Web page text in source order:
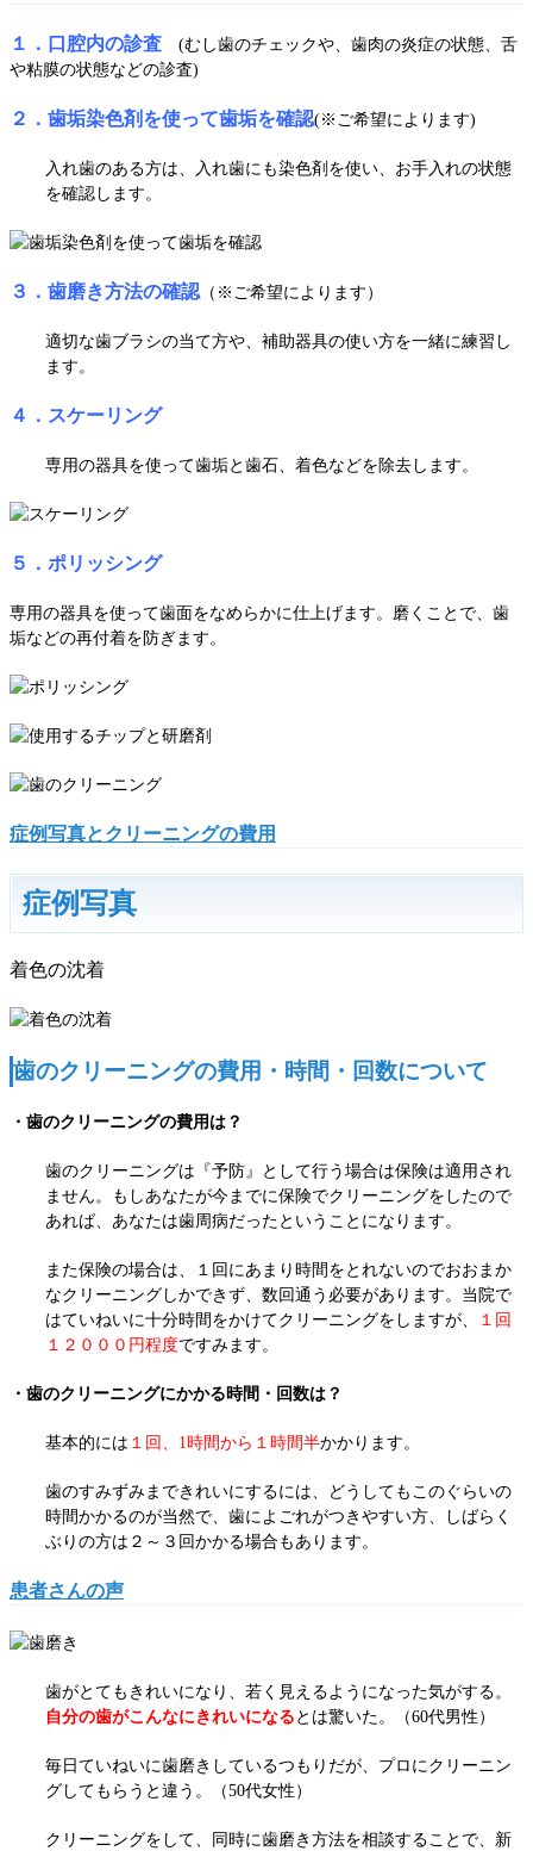
１．口腔内の診査
(むし歯のチェックや、歯肉の炎症の状態、舌
や粘膜の状態などの診査)
２．歯垢染色剤を使って歯垢を確認(※ご希望によります)
入れ歯のある方は、入れ歯にも染色剤を使い、お手入れの状態
を確認します。
３．歯磨き方法の確認 （※ご希望によります）
適切な歯ブラシの当て方や、補助器具の使い方を一緒に練習し
ます。
４．スケーリング
専用の器具を使って歯垢と歯石、着色などを除去します。
５．ポリッシング
専用の器具を使って歯面をなめらかに仕上げます。磨くことで、歯
垢などの再付着を防ぎます。
症例写真とクリーニングの費用
症例写真
着色の沈着
歯のクリーニングの費用・時間・回数について
・歯のクリーニングの費用は？
歯のクリーニングは『予防』として行う場合は保険は適用され
ません。もしあなたが今までに保険でクリーニングをしたので
あれば、あなたは歯周病だったということになります。
また保険の場合は、１回にあまり時間をとれないのでおおまか
なクリーニングしかできず、数回通う必要があります。 当院で
はていねいに十分時間をかけてクリーニングをしますが、
１回
１２０００円程度ですみます。
・歯のクリーニングにかかる時間・回数は？
基本的には １回、1時間から１時間半かかります。
歯のすみずみまできれいにするには、どうしてもこのぐらいの
時間かかるのが当然で、歯によごれがつきやすい方、しばらく
ぶりの方は２～３回かかる場合もあります。
患者さんの声
歯がとてもきれいになり、若く見えるようになった気がする。
自分の歯がこんなにきれいになる とは驚いた。 （60代男性）
毎日ていねいに歯磨きしているつもりだが、プロにクリーニン
グしてもらうと違う。
（50代女性）
クリーニングをして、同時に歯磨き方法を相談することで、新